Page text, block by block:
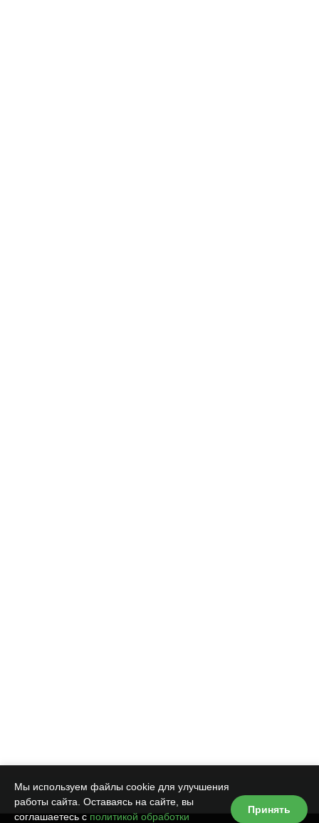
Мы используем файлы cookie для улучшения
работы сайта. Оставаясь на сайте, вы
соглашаетесь с политикой обработки
Принять